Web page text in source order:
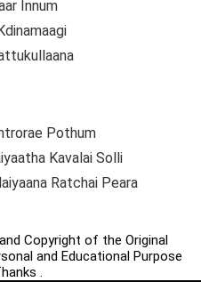
Innum
Pothum
Kavalai Solli
Ratchai Peara
Copyright of the Original
and Educational Purpose
.